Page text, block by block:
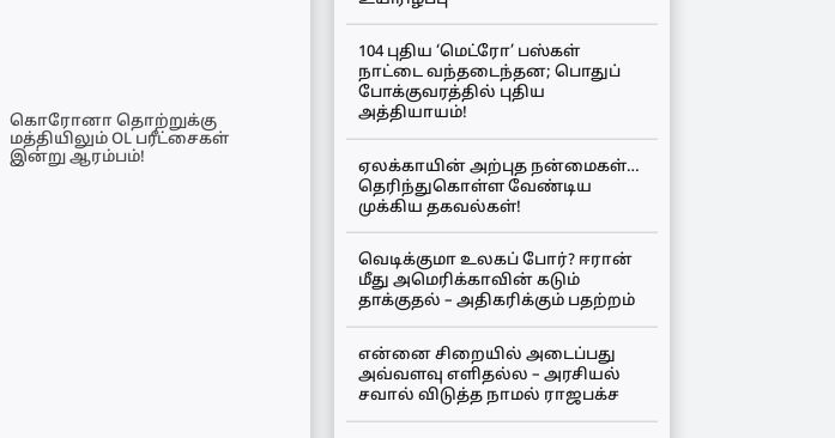
கொரோனா தொற்றுக்கு
மத்தியிலும் OL பரீட்சைகள்
இன்று ஆரம்பம்!
104 புதிய ‘மெட்ரோ’ பஸ்கள்
நாட்டை வந்தடைந்தன; பொதுப்
போக்குவரத்தில் புதிய
அத்தியாயம்!
ஏலக்காயின் அற்புத நன்மைகள்…
தெரிந்துகொள்ள வேண்டிய
முக்கிய தகவல்கள்!
வெடிக்குமா உலகப் போர்? ஈரான்
மீது அமெரிக்காவின் கடும்
தாக்குதல் – அதிகரிக்கும் பதற்றம்
என்னை சிறையில் அடைப்பது
அவ்வளவு எளிதல்ல – அரசியல்
சவால் விடுத்த நாமல் ராஜபக்ச